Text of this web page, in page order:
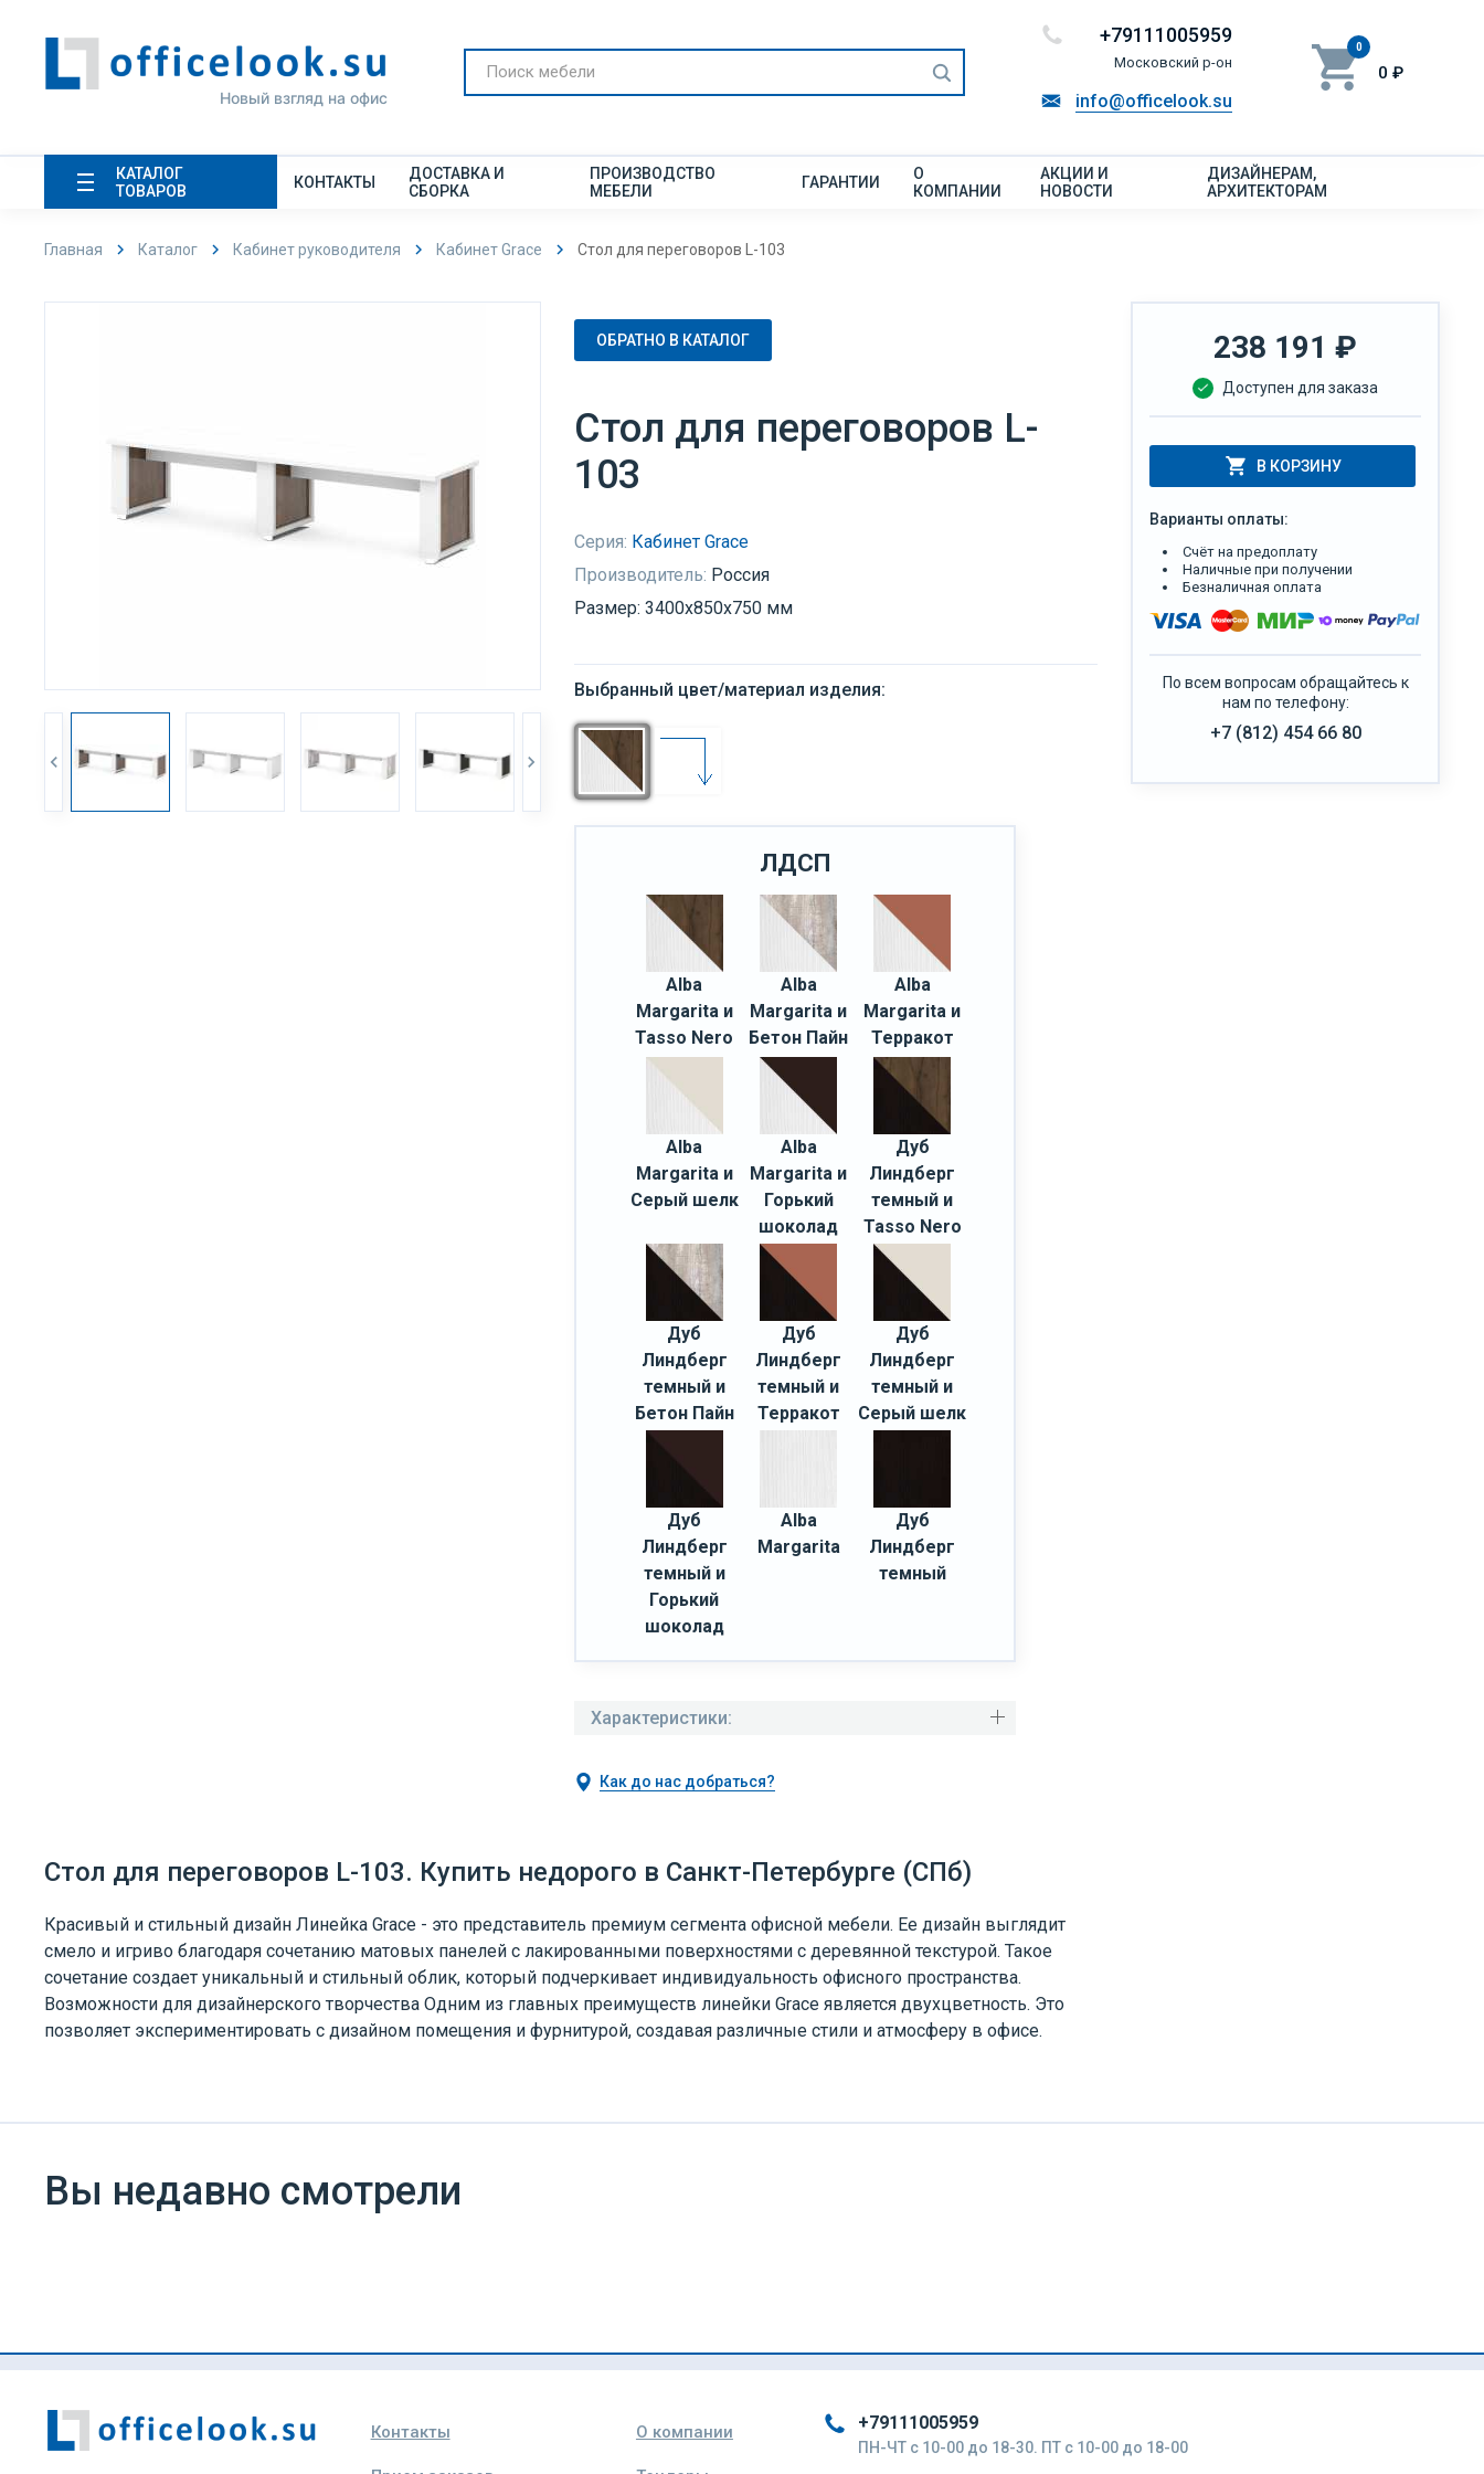
Новый взгляд на офис
+79111005959
Московский р-он
info@officelook.su
0
0 ₽
КАТАЛОГ
ТОВАРОВ
КОНТАКТЫ
ДОСТАВКА И
СБОРКА
ПРОИЗВОДСТВО
МЕБЕЛИ
ГАРАНТИИ
О
КОМПАНИИ
АКЦИИ И
НОВОСТИ
ДИЗАЙНЕРАМ,
АРХИТЕКТОРАМ
Главная Каталог Кабинет руководителя Кабинет Grace Стол для переговоров L-103
ОБРАТНО В КАТАЛОГ
Стол для переговоров L-
103
Серия: Кабинет Grace
Производитель: Россия
Размер: 3400x850x750 мм
Выбранный цвет/материал изделия:
ЛДСП
Alba
Margarita и
Tasso Nero
Alba
Margarita и
Бетон Пайн
Alba
Margarita и
Терракот
Alba
Margarita и
Серый шелк
Alba
Margarita и
Горький
шоколад
Дуб
Линдберг
темный и
Tasso Nero
Дуб
Линдберг
темный и
Бетон Пайн
Дуб
Линдберг
темный и
Терракот
Дуб
Линдберг
темный и
Серый шелк
Дуб
Линдберг
темный и
Горький
шоколад
Alba
Margarita
Дуб
Линдберг
темный
Характеристики:
Как до нас добраться?
238 191 ₽
Доступен для заказа
В КОРЗИНУ
Варианты оплаты:
Счёт на предоплату
Наличные при получении
Безналичная оплата
По всем вопросам обращайтесь к
нам по телефону:
+7 (812) 454 66 80
Стол для переговоров L-103. Купить недорого в Санкт-Петербурге (СПб)
Красивый и стильный дизайн Линейка Grace - это представитель премиум сегмента офисной мебели. Ее дизайн выглядит
смело и игриво благодаря сочетанию матовых панелей с лакированными поверхностями с деревянной текстурой. Такое
сочетание создает уникальный и стильный облик, который подчеркивает индивидуальность офисного пространства.
Возможности для дизайнерского творчества Одним из главных преимуществ линейки Grace является двухцветность. Это
позволяет экспериментировать с дизайном помещения и фурнитурой, создавая различные стили и атмосферу в офисе.
Вы недавно смотрели
Контакты О компании +79111005959
ПН-ЧТ с 10-00 до 18-30. ПТ с 10-00 до 18-00